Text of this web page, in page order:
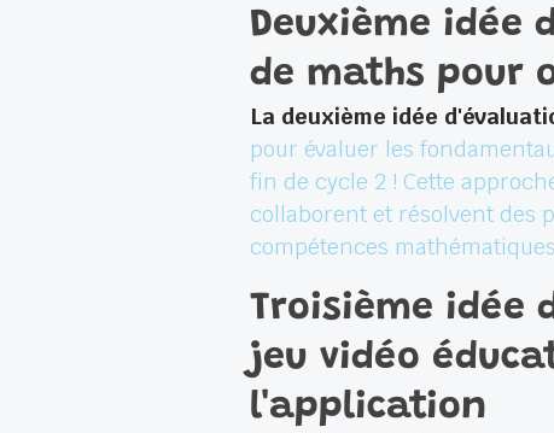
Deuxième idée
de maths pour
La deuxième idée
pour évaluer les
fin de cycle 2 ! Cette
collaborent et résolvent des
compétences
Troisième idée
jeu vidéo
l'application